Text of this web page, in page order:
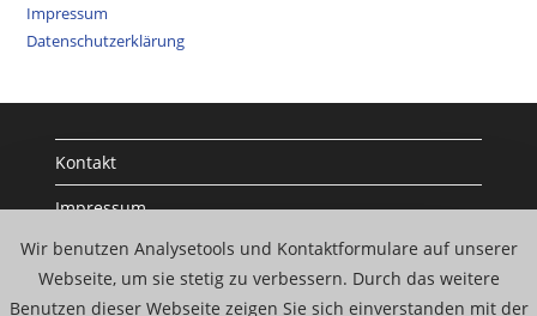
Impressum
Datenschutzerklärung
Kontakt
Impressum
Datenschutzerklärung
Wir benutzen Analysetools und Kontaktformulare auf unserer
Webseite, um sie stetig zu verbessern. Durch das weitere
Benutzen dieser Webseite zeigen Sie sich einverstanden mit der